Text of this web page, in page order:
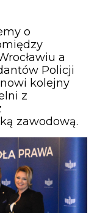
o
a
Policji
kolejny
z
zawodową.